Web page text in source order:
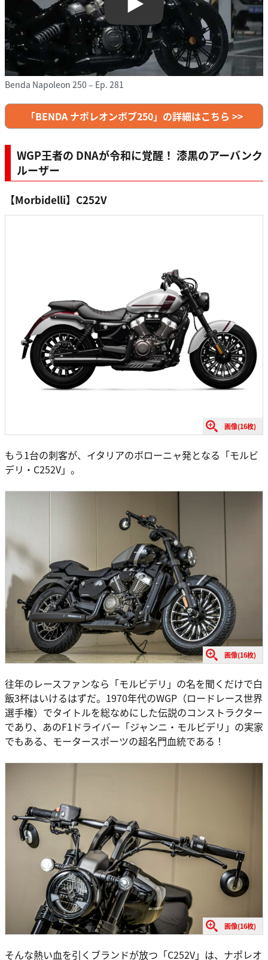
Play
Benda Napoleon 250 – Ep. 281
「BENDA ナポレオンボブ250」の詳細はこちら >>
WGP王者の DNAが令和に覚醒！ 漆黒のアーバンク
ルーザー
【Morbidelli】C252V
画像(16枚)
もう1台の刺客が、イタリアのボローニャ発となる「モルビ
デリ・C252V」。
画像(16枚)
往年のレースファンなら「モルビデリ」の名を聞くだけで白
飯3杯はいけるはずだ。1970年代のWGP（ロードレース世界
選手権）でタイトルを総なめにした伝説のコンストラクター
であり、あのF1ドライバー「ジャンニ・モルビデリ」の実家
でもある、モータースポーツの超名門血統である！
画像(16枚)
そんな熱い血を引くブランドが放つ「C252V」は、ナポレオ